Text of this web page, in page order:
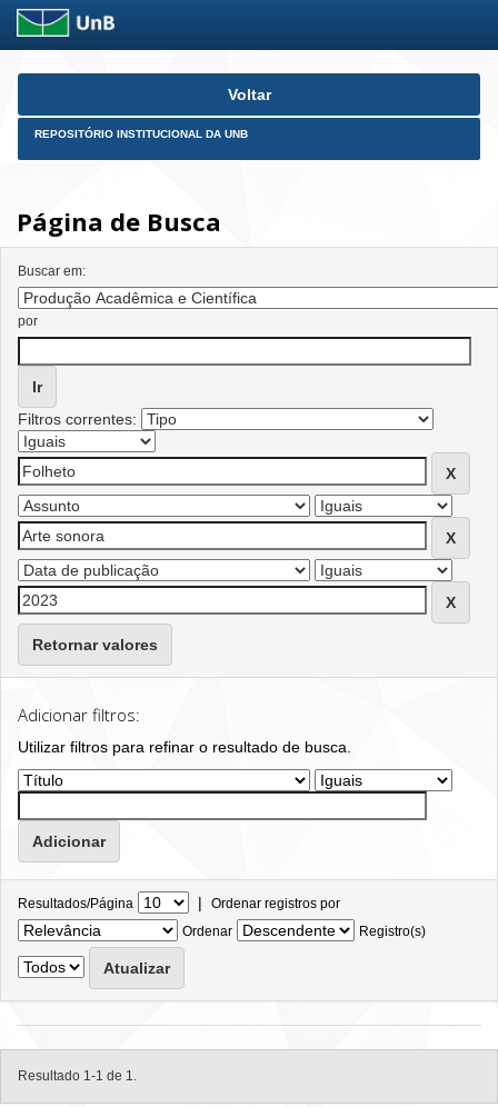
Skip
Voltar
REPOSITÓRIO INSTITUCIONAL DA UNB
Página de Busca
Buscar em:
por
Filtros correntes:
Retornar valores
Adicionar filtros:
Utilizar filtros para refinar o resultado de busca.
Resultados/Página | Ordenar registros por
Ordenar
Registro(s)
Resultado 1-1 de 1.